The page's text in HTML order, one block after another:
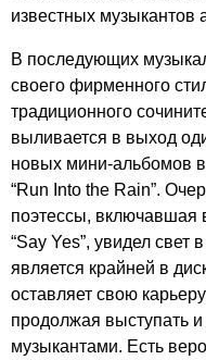
известных музыкантов
В последующих
своего фирменного
традиционного
выливается в выход
новых мини-альбомов в
“Run Into the Rain”.
поэтессы, включавшая
“Say Yes”, увидел свет
является крайней в
оставляет свою
продолжая выступать и
музыкантами. Есть